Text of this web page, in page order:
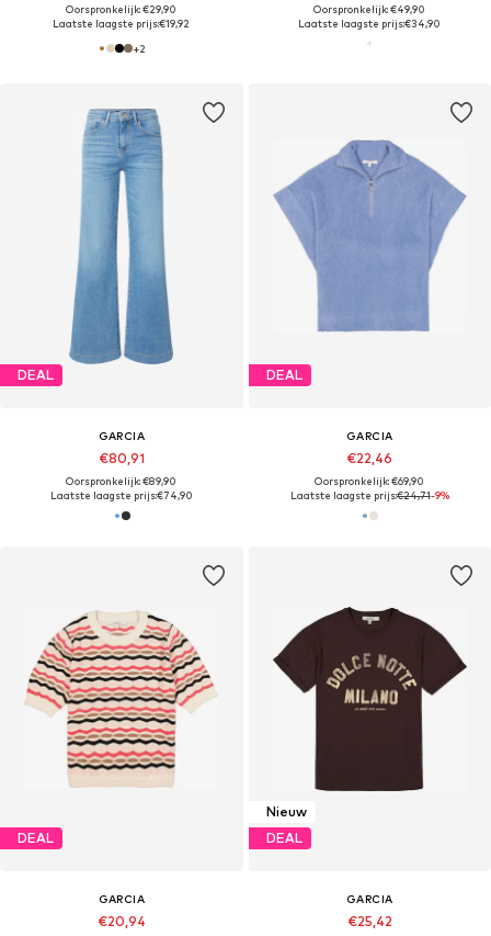
Oorspronkelijk: €29,90
Laatste laagste prijs:€19,92
+2
Oorspronkelijk: €49,90
Laatste laagste prijs:€34,90
DEAL
GARCIA
€80,91
Oorspronkelijk: €89,90
Laatste laagste prijs:€74,90
DEAL
GARCIA
€22,46
Oorspronkelijk: €69,90
Laatste laagste prijs:€24,71-9%
DEAL
GARCIA
€20,94
Nieuw
DEAL
GARCIA
€25,42